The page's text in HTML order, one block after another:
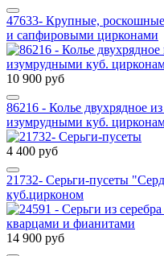
47633- Крупные, роскошные
и сапфировыми цирконами
10 900 руб
86216 - Колье двухрядное
изумрудными куб.
4 400 руб
21732- Серьги-пусеты
куб.цирконом
14 900 руб